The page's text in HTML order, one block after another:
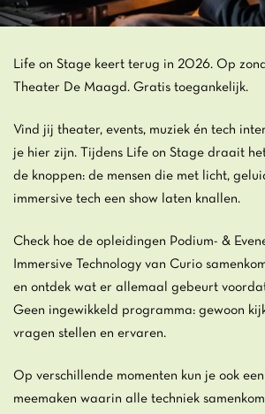
Life on Stage keert terug in 2026. Op
Theater De Maagd. Gratis toegankelijk.
Vind jij theater, events, muziek én tech
je hier zijn. Tijdens Life on Stage draait
de knoppen: de mensen die met licht,
immersive tech een show laten knallen.
Check hoe de opleidingen Podium- &
Immersive Technology van Curio
en ontdek wat er allemaal gebeurt
Geen ingewikkeld programma: gewoon
vragen stellen en ervaren.
Op verschillende momenten kun je ook
meemaken waarin alle techniek